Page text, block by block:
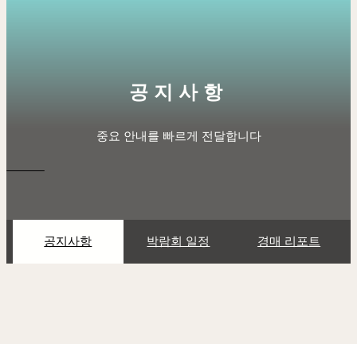
공지사항
중요 안내를 빠르게 전달합니다
공지사항 박람회 일정 경매 리포트